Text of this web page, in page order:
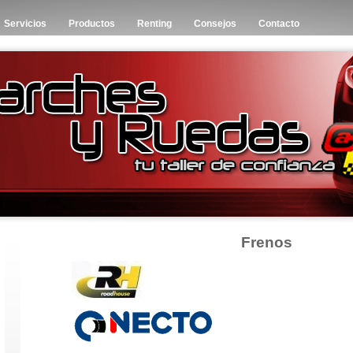
Servicios Productos Renting Consejos Contacto
Frenos